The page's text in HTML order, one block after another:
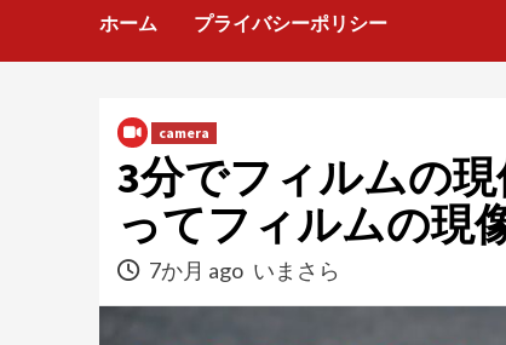
ホーム プライバシーポリシー
camera
3分でフィルムの
ってフィルムの現
7か月 ago いまさら